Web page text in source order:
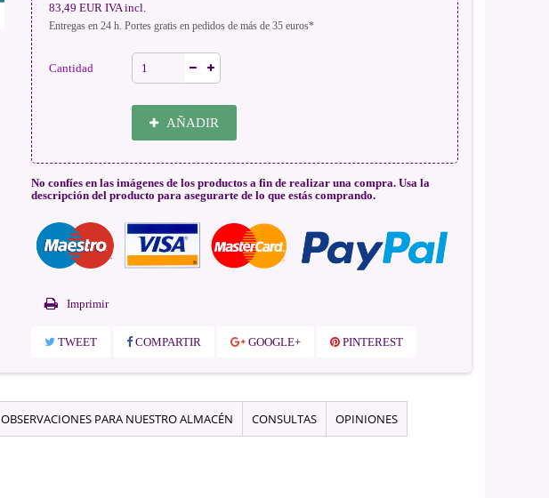
83,49 EUR IVA incl.
Entregas en 24 h. Portes gratis en pedidos de más de 35 euros*
Cantidad
AÑADIR
No confíes en las imágenes de los productos a fin de realizar una compra. Usa la
descripción del producto para asegurarte de lo que estás comprando.
Imprimir
TWEET COMPARTIR GOOGLE+ PINTEREST
OBSERVACIONES PARA NUESTRO ALMACÉN CONSULTAS OPINIONES